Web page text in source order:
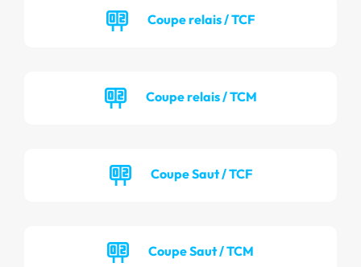
Coupe relais / TCF
Coupe relais / TCM
Coupe Saut / TCF
Coupe Saut / TCM